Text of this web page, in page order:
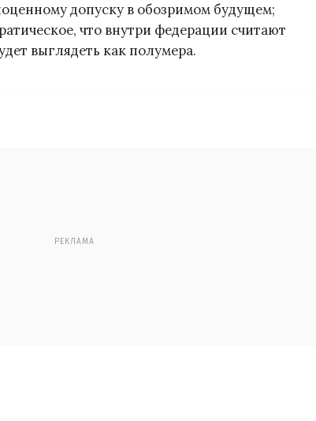
допуску в обозримом будущем;
что внутри федерации считают
выглядеть как полумера.
РЕКЛАМА